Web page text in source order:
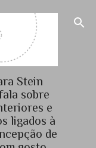
Stein
sobre
e
ligados à
de